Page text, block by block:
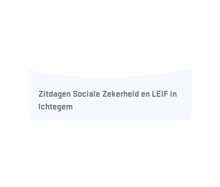
Zitdagen Sociale Zekerheid en LEIF in
Ichtegem